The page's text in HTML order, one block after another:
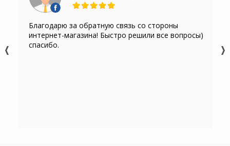
Благодарю за обратную связь со стороны
интернет-магазина! Быстро решили все вопросы)
спасибо.